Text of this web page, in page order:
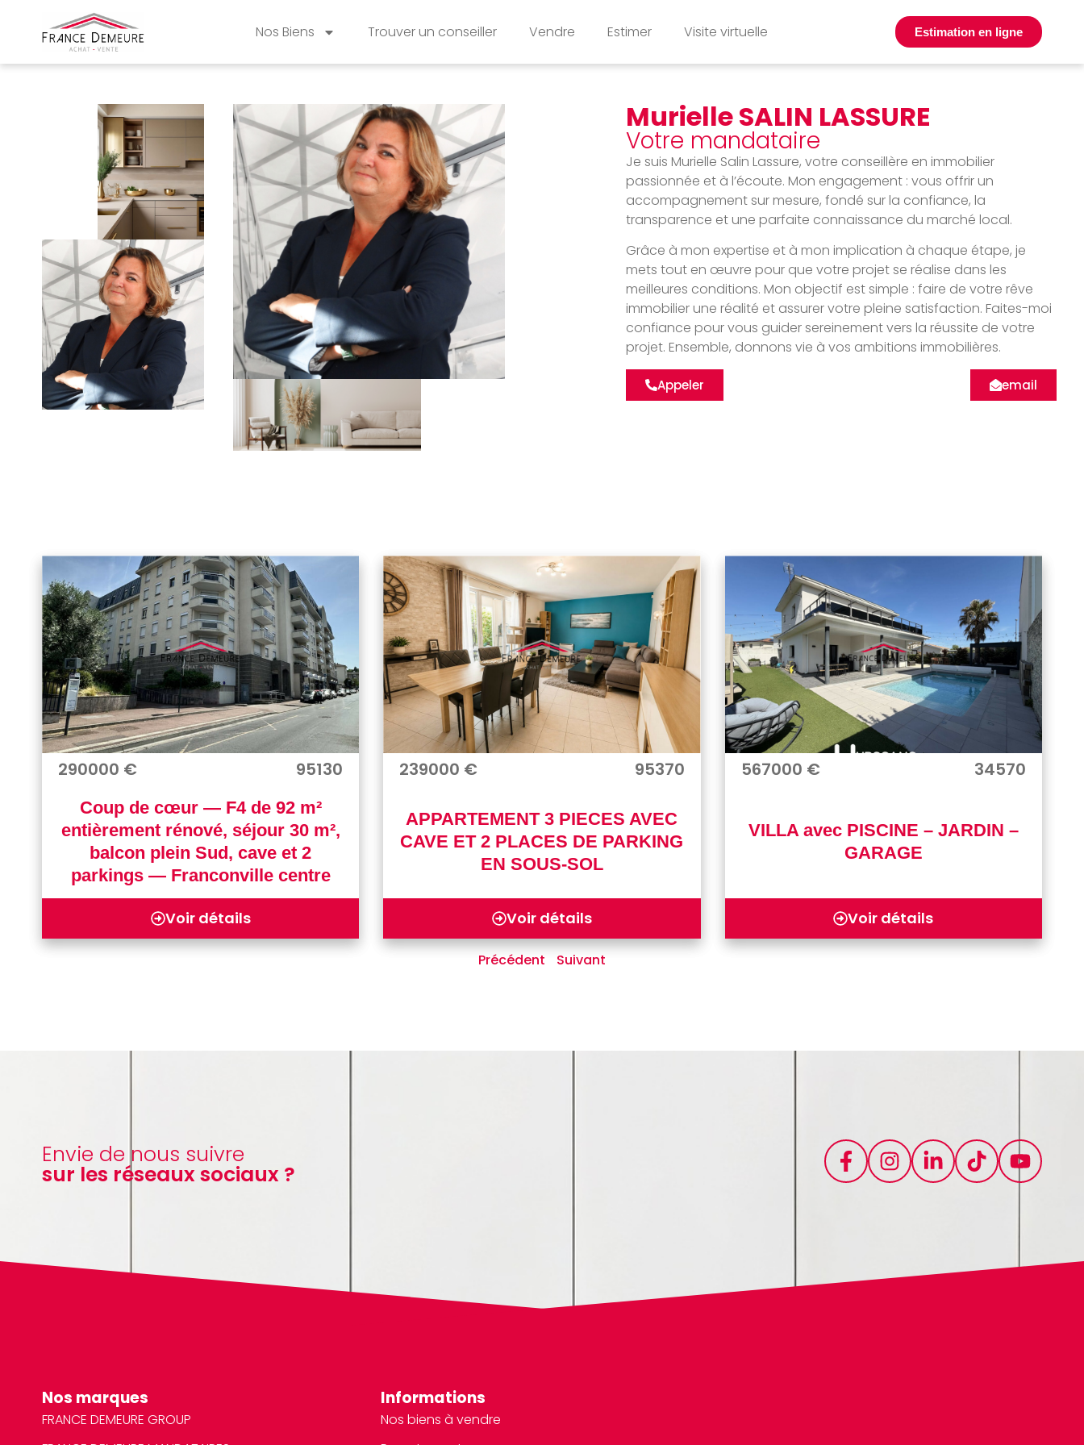
Nos Biens Trouver un conseiller Vendre Estimer Visite virtuelle Estimation en ligne
Murielle SALIN LASSURE
Votre mandataire
Je suis Murielle Salin Lassure, votre conseillère en immobilier
passionnée et à l’écoute. Mon engagement : vous offrir un
accompagnement sur mesure, fondé sur la confiance, la
transparence et une parfaite connaissance du marché local.
Grâce à mon expertise et à mon implication à chaque étape, je
mets tout en œuvre pour que votre projet se réalise dans les
meilleures conditions. Mon objectif est simple : faire de votre rêve
immobilier une réalité et assurer votre pleine satisfaction. Faites-moi
confiance pour vous guider sereinement vers la réussite de votre
projet. Ensemble, donnons vie à vos ambitions immobilières.
Appeler email
290000 €
Coup de cœur — F4 de 92 m²
entièrement rénové, séjour 30 m²,
balcon plein Sud, cave et 2
parkings — Franconville centre
95130
Voir détails
239000 €
APPARTEMENT 3 PIECES AVEC
CAVE ET 2 PLACES DE PARKING
EN SOUS-SOL
95370
Voir détails
567000 €
VILLA avec PISCINE – JARDIN –
GARAGE
34570
Voir détails
Précédent Suivant
Envie de nous suivre
sur les réseaux sociaux ?
Nos marques
FRANCE DEMEURE GROUP
Informations
Nos biens à vendre